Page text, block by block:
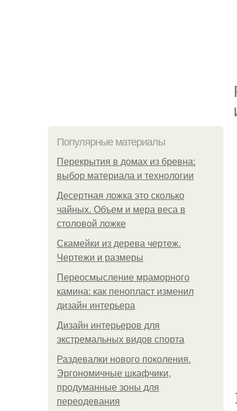
Популярные материалы
Перекрытия в домах из бревна:
выбор материала и технологии
Десертная ложка это сколько
чайных. Объем и мера веса в
столовой ложке
Скамейки из дерева чертеж.
Чертежи и размеры
Переосмысление мраморного
камина: как пенопласт изменил
дизайн интерьера
Дизайн интерьеров для
экстремальных видов спорта
Раздевалки нового поколения.
Эргономичные шкафчики,
продуманные зоны для
переодевания